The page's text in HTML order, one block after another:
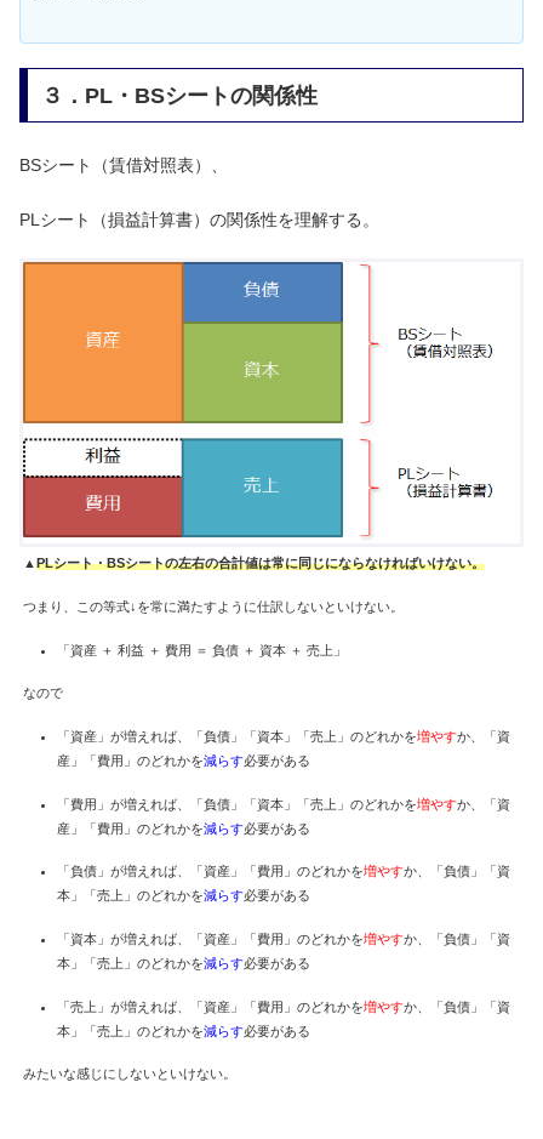
３．PL・BSシートの関係性
BSシート（賃借対照表）、
PLシート（損益計算書）の関係性を理解する。
▲ PLシート・BSシートの左右の合計値は常に同じにならなければいけない。
つまり、この等式↓を常に満たすように仕訳しないといけない。
「資産 ＋ 利益 ＋ 費用 ＝ 負債 ＋ 資本 ＋ 売上」
なので
「資産」が増えれば、「負債」「資本」「売上」のどれかを増やすか、「資
産」「費用」のどれかを減らす必要がある
「費用」が増えれば、「負債」「資本」「売上」のどれかを増やすか、「資
産」「費用」のどれかを減らす必要がある
「負債」が増えれば、「資産」「費用」のどれかを増やすか、「負債」「資
本」「売上」のどれかを減らす必要がある
「資本」が増えれば、「資産」「費用」のどれかを増やすか、「負債」「資
本」「売上」のどれかを減らす必要がある
「売上」が増えれば、「資産」「費用」のどれかを増やすか、「負債」「資
本」「売上」のどれかを減らす必要がある
みたいな感じにしないといけない。